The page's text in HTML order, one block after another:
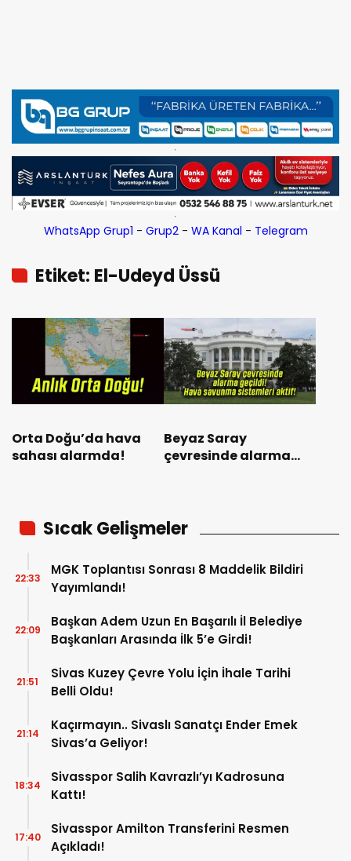
WhatsApp Grup1 - Grup2- WA Kanal - Telegram
Etiket: El-Udeyd Üssü
Orta Doğu’da hava
sahası alarmda!
Beyaz Saray
çevresinde alarma
Sıcak Gelişmeler
MGK Toplantısı Sonrası 8 Maddelik Bildiri
Yayımlandı!
22:33
Başkan Adem Uzun En Başarılı İl Belediye
Başkanları Arasında İlk 5’e Girdi!
22:09
Sivas Kuzey Çevre Yolu İçin İhale Tarihi
Belli Oldu!
21:51
Kaçırmayın.. Sivaslı Sanatçı Ender Emek
Sivas’a Geliyor!
21:14
Sivasspor Salih Kavrazlı’yı Kadrosuna
Kattı!
18:34
Sivasspor Amilton Transferini Resmen
Açıkladı!
17:40